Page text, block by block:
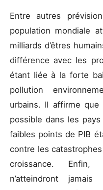
Entre autres
population mondiale
milliards d’êtres
différence avec les
étant liée à la forte
pollution
urbains. Il affirme
possible dans les
faibles points de PIB
contre les
croissance. Enfin,
n’atteindront